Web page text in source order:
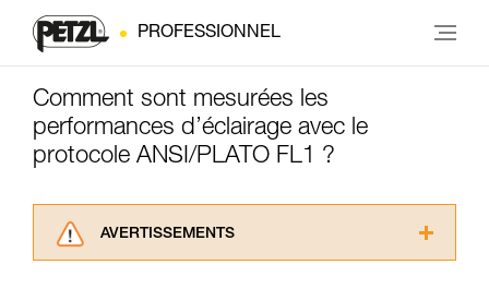
PROFESSIONNEL
Comment sont mesurées les
performances d’éclairage avec le
protocole ANSI/PLATO FL1 ?
AVERTISSEMENTS